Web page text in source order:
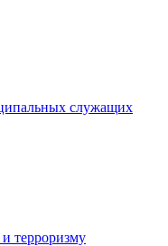
служащих
терроризму